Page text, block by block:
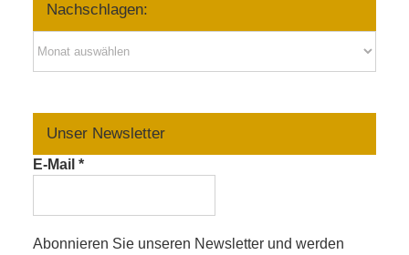
Nachschlagen:
Unser Newsletter
E-Mail *
Abonnieren Sie unseren Newsletter und werden